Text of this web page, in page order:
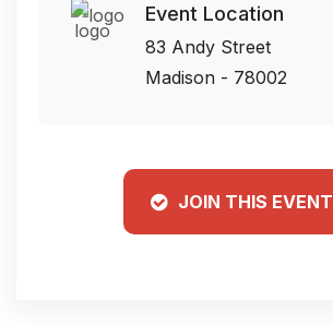
Event Location
83 Andy Street
Madison - 78002
JOIN THIS EVENT